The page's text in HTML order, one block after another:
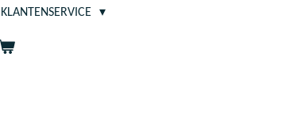
KLANTENSERVICE